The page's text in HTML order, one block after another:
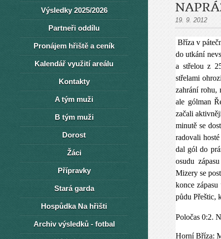
19. 9. 2012
Bříza v
do utkání
a střelou z
střelami
zahrání rohu,
ale gólman
začali
minutě se
radovali
dal gól do
osudu
Mizery se
konce
půdu Přeštic,
Poločas 0:2.
Horní Bříza:
Výsledky 2025/2026
Partneři oddílu
Pronájem hřiště a ceník
Kalendář využití areálu
Kontakty
A tým muži
B tým muži
Dorost
Žáci
Přípravky
Stará garda
Hospůdka Na hřišti
Archiv výsledků - fotbal